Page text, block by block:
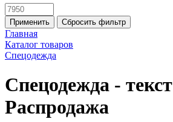
Применить Сбросить фильтр
Главная
Каталог товаров
Спецодежда
Спецодежда -
Распродажа